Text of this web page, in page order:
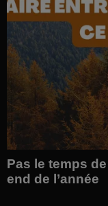
Pas le temps
end de l’année